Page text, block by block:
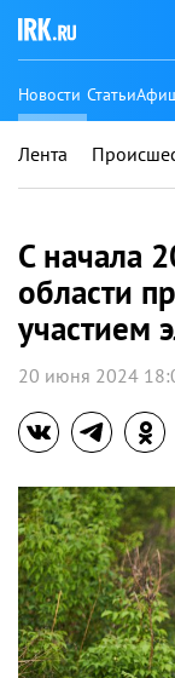
Новости Статьи
Лента
С начала
области
участием
20 июня 2024